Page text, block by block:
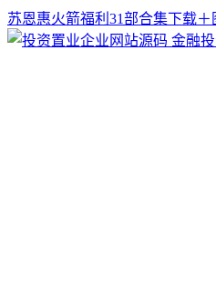
苏恩惠火箭福利31部合集下载＋